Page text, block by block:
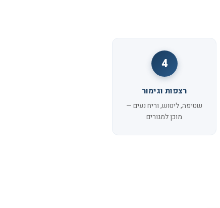
4
רצפות וגימור
שטיפה, ליטוש, וריח נעים —
מוכן למגורים